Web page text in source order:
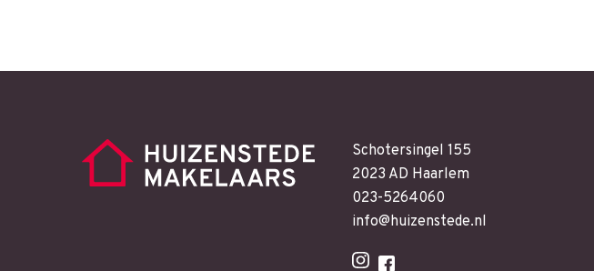
Schotersingel 155
2023 AD Haarlem
023-5264060
info@huizenstede.nl